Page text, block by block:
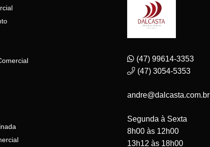
(47) 99614-3353
(47) 3054-5353
andre@dalcasta.com.br
Segunda à Sexta
8h00 às 12h00
13h12 às 18h00